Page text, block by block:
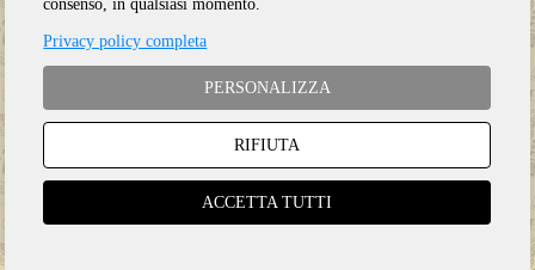
Anno:2026
consenso, in qualsiasi momento.
Privacy policy completa
PERSONALIZZA
RIFIUTA
ACCETTA TUTTI